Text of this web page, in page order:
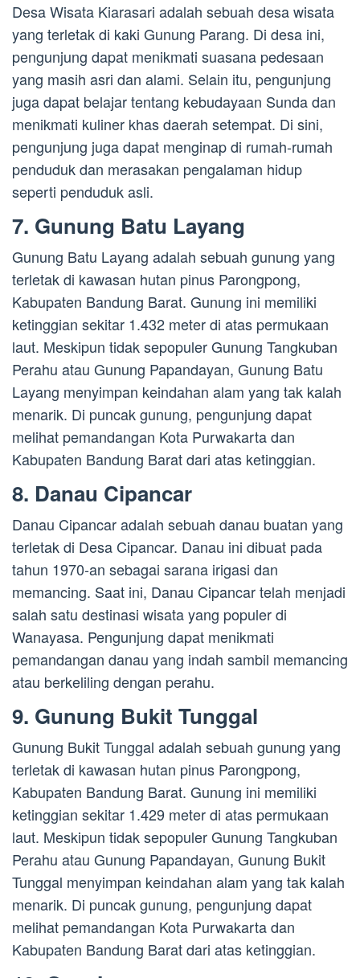
Desa Wisata Kiarasari adalah sebuah desa wisata
yang terletak di kaki Gunung Parang. Di desa ini,
pengunjung dapat menikmati suasana pedesaan
yang masih asri dan alami. Selain itu, pengunjung
juga dapat belajar tentang kebudayaan Sunda dan
menikmati kuliner khas daerah setempat. Di sini,
pengunjung juga dapat menginap di rumah-rumah
penduduk dan merasakan pengalaman hidup
seperti penduduk asli.
7. Gunung Batu Layang
Gunung Batu Layang adalah sebuah gunung yang
terletak di kawasan hutan pinus Parongpong,
Kabupaten Bandung Barat. Gunung ini memiliki
ketinggian sekitar 1.432 meter di atas permukaan
laut. Meskipun tidak sepopuler Gunung Tangkuban
Perahu atau Gunung Papandayan, Gunung Batu
Layang menyimpan keindahan alam yang tak kalah
menarik. Di puncak gunung, pengunjung dapat
melihat pemandangan Kota Purwakarta dan
Kabupaten Bandung Barat dari atas ketinggian.
8. Danau Cipancar
Danau Cipancar adalah sebuah danau buatan yang
terletak di Desa Cipancar. Danau ini dibuat pada
tahun 1970-an sebagai sarana irigasi dan
memancing. Saat ini, Danau Cipancar telah menjadi
salah satu destinasi wisata yang populer di
Wanayasa. Pengunjung dapat menikmati
pemandangan danau yang indah sambil memancing
atau berkeliling dengan perahu.
9. Gunung Bukit Tunggal
Gunung Bukit Tunggal adalah sebuah gunung yang
terletak di kawasan hutan pinus Parongpong,
Kabupaten Bandung Barat. Gunung ini memiliki
ketinggian sekitar 1.429 meter di atas permukaan
laut. Meskipun tidak sepopuler Gunung Tangkuban
Perahu atau Gunung Papandayan, Gunung Bukit
Tunggal menyimpan keindahan alam yang tak kalah
menarik. Di puncak gunung, pengunjung dapat
melihat pemandangan Kota Purwakarta dan
Kabupaten Bandung Barat dari atas ketinggian.